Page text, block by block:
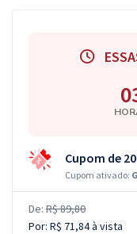
Cupom de
Cupom ativado:
De: R$ 89,80
Por: R$ 71,84à vista